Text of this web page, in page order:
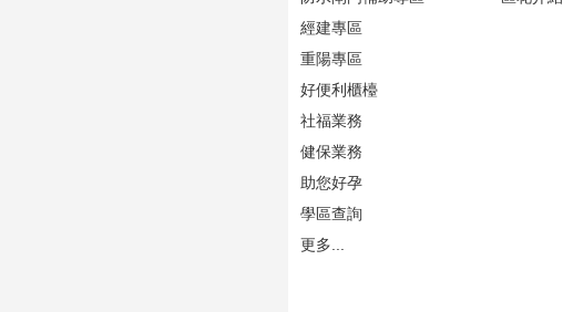
經建專區
重陽專區
好便利櫃檯
社福業務
健保業務
助您好孕
學區查詢
更多...